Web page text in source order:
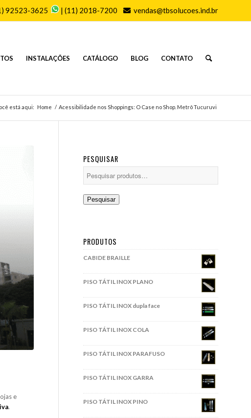
92523-3625 | (11) 2018-7200 vendas@tbsolucoes.ind.br
INSTALAÇÕES CATÁLOGO BLOG CONTATO
está aqui: Home / Acessibilidade nos Shoppings: O Case no Shop. Metrô Tucuruvi
e
.
PESQUISAR
Pesquisar
PRODUTOS
CABIDE BRAILLE
PISO TÁTIL INOX PLANO
PISO TÁTIL INOX dupla face
PISO TÁTIL INOX COLA
PISO TÁTIL INOX PARAFUSO
PISO TÁTIL INOX GARRA
PISO TÁTIL INOX PINO